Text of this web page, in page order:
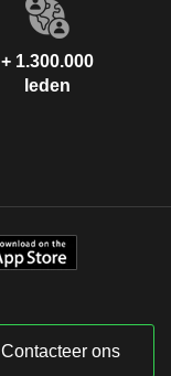
+ 1.300.000
leden
Contacteer ons